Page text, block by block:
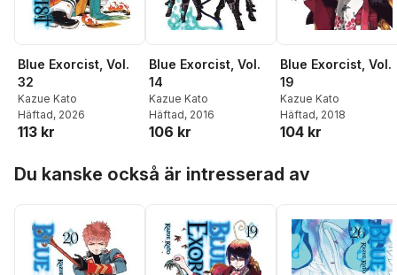
Blue Exorcist, Vol.
32
Kazue Kato
Häftad, 2026
113 kr
Blue Exorcist, Vol.
14
Kazue Kato
Häftad, 2016
106 kr
Blue Exorcist, Vol.
19
Kazue Kato
Häftad, 2018
104 kr
Du kanske också är intresserad av